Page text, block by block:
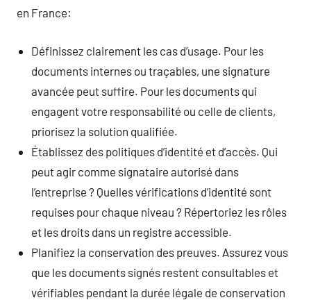
en France:
Définissez clairement les cas d’usage. Pour les
documents internes ou traçables, une signature
avancée peut suffire. Pour les documents qui
engagent votre responsabilité ou celle de clients,
priorisez la solution qualifiée.
Établissez des politiques d’identité et d’accès. Qui
peut agir comme signataire autorisé dans
l’entreprise ? Quelles vérifications d’identité sont
requises pour chaque niveau ? Répertoriez les rôles
et les droits dans un registre accessible.
Planifiez la conservation des preuves. Assurez vous
que les documents signés restent consultables et
vérifiables pendant la durée légale de conservation